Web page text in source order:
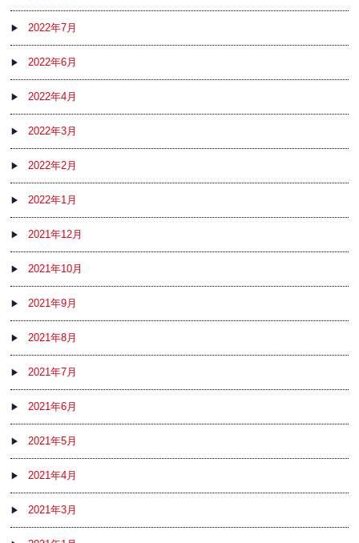
2022年7月
2022年6月
2022年4月
2022年3月
2022年2月
2022年1月
2021年12月
2021年10月
2021年9月
2021年8月
2021年7月
2021年6月
2021年5月
2021年4月
2021年3月